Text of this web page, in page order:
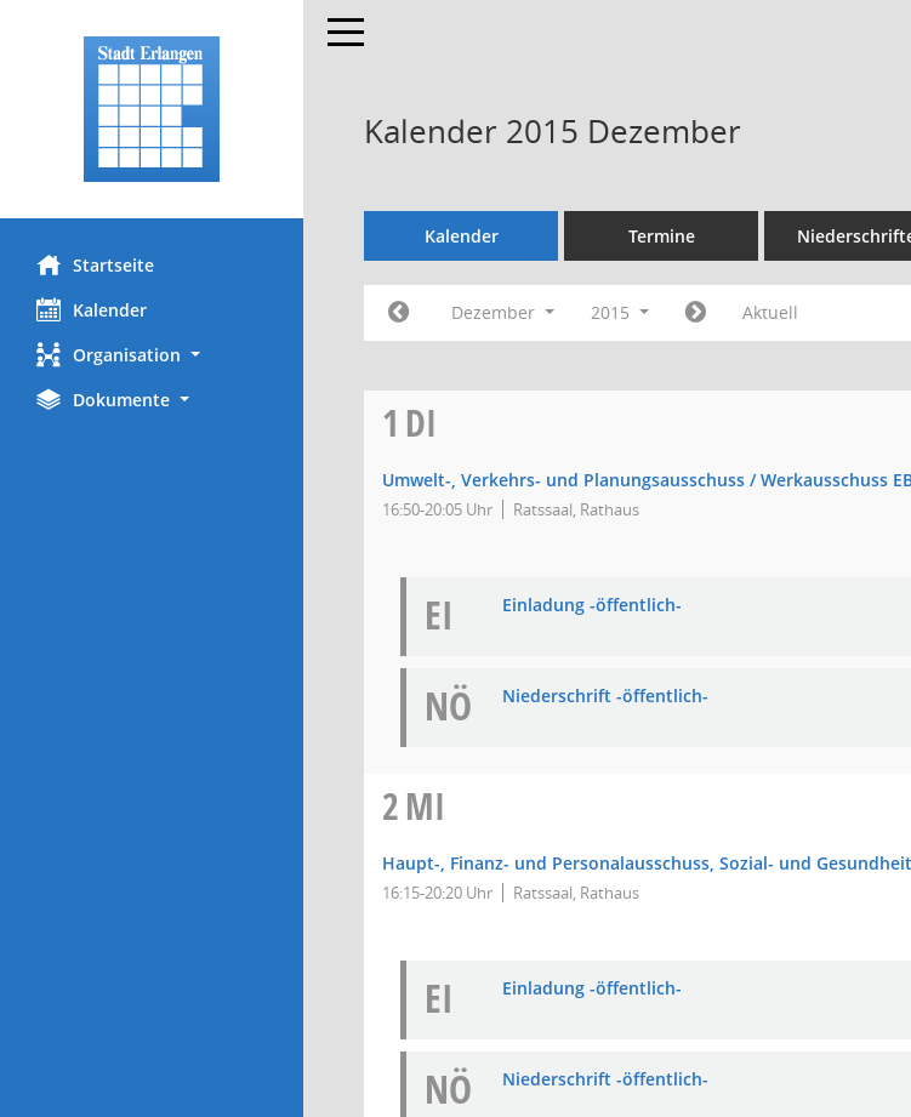
Startseite
Kalender
Organisation
Dokumente
Toggle navigation
Kalender 2015 Dezember
Kalender Termine
Dezember 2015 Aktuell
1 DI
Umwelt-, Verkehrs- und Planungsausschuss / Werkausschuss
16:50-20:05 Uhr Ratssaal, Rathaus
EI Einladung -öffentlich-
NÖ Niederschrift -öffentlich-
2MI
Haupt-, Finanz- und Personalausschuss, Sozial- und
16:15-20:20 Uhr Ratssaal, Rathaus
EI Einladung -öffentlich-
NÖ Niederschrift -öffentlich-